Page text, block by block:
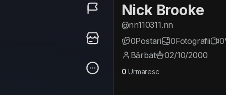
Nick Brooke
@nn110311.nn
0Postari 0Fotografii 0
Bărbat
02/10/2000
0 Urmaresc